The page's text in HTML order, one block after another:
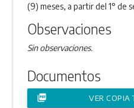
(9) meses, a partir del 1° de
Observaciones
Sin observaciones.
Documentos
picture_as_pdf VER COPIA